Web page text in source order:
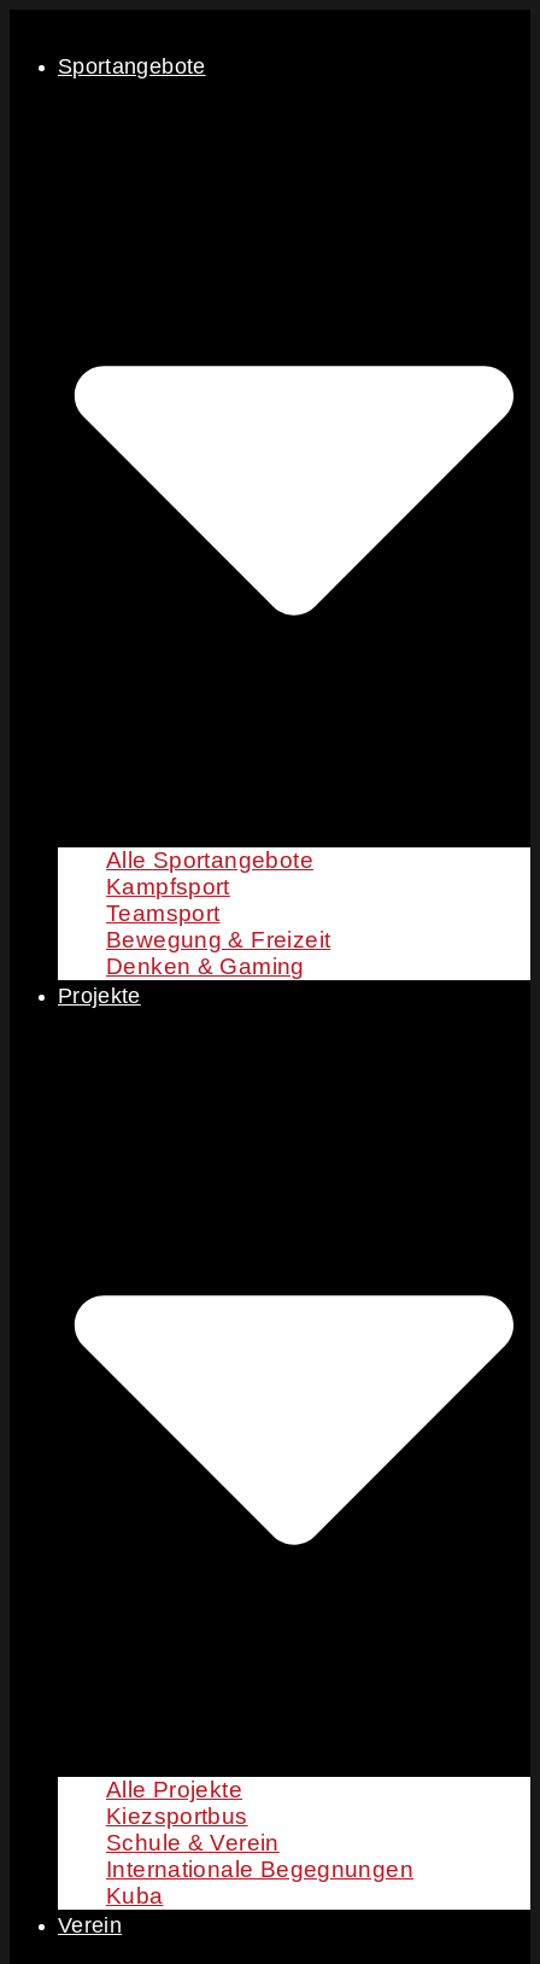
Sportangebote
Alle Sportangebote
Kampfsport
Teamsport
Bewegung & Freizeit
Denken & Gaming
Projekte
Alle Projekte
Kiezsportbus
Schule & Verein
Internationale Begegnungen
Kuba
Verein